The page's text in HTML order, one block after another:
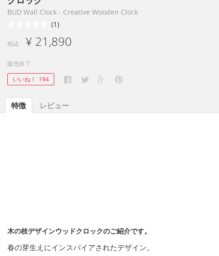
BUD Wall Clock - Creative Wooden Clock
(1)
税込 ¥ 21,890
販売終了
いいね！
194
特徴 レビュー
木の枝デザインウッドクロックのご紹介です。
春の芽生えにインスパイアされたデザイン。